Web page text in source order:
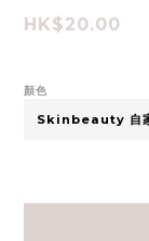
HK$20.00
顏色